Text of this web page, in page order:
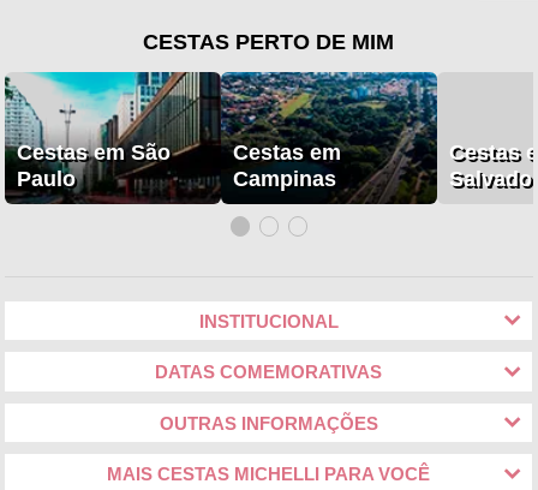
CESTAS PERTO DE MIM
Cestas em São
Paulo
Cestas em
Campinas
Cestas
INSTITUCIONAL
DATAS COMEMORATIVAS
OUTRAS INFORMAÇÕES
MAIS CESTAS MICHELLI PARA VOCÊ